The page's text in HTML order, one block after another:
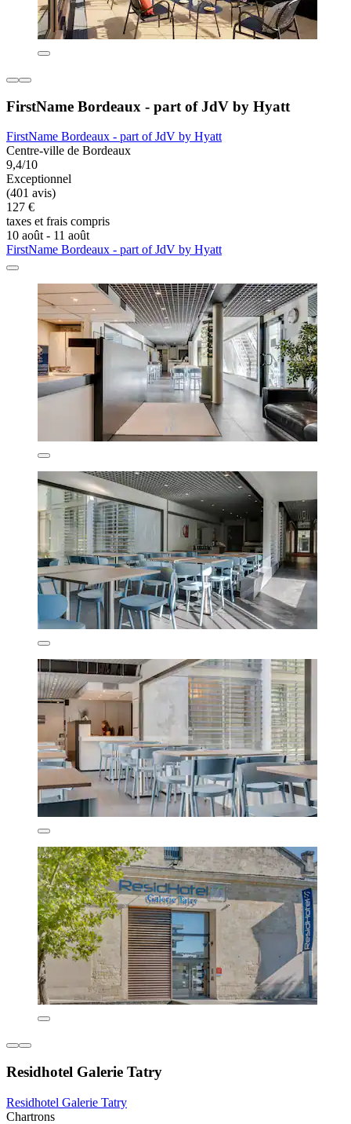
FirstName Bordeaux - part of JdV by Hyatt
FirstName Bordeaux - part of JdV by Hyatt
Centre-ville de Bordeaux
9,4/10
Exceptionnel
(401 avis)
127 €
taxes et frais compris
10 août - 11 août
FirstName Bordeaux - part of JdV by Hyatt
Residhotel Galerie Tatry
Residhotel Galerie Tatry
Chartrons